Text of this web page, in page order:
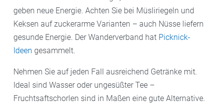
geben neue Energie. Achten Sie bei Müsliriegeln und
Keksen auf zuckerarme Varianten – auch Nüsse liefern
gesunde Energie. Der Wanderverband hat Picknick-
Ideen gesammelt.
Nehmen Sie auf jeden Fall ausreichend Getränke mit.
Ideal sind Wasser oder ungesüßter Tee –
Fruchtsaftschorlen sind in Maßen eine gute Alternative.